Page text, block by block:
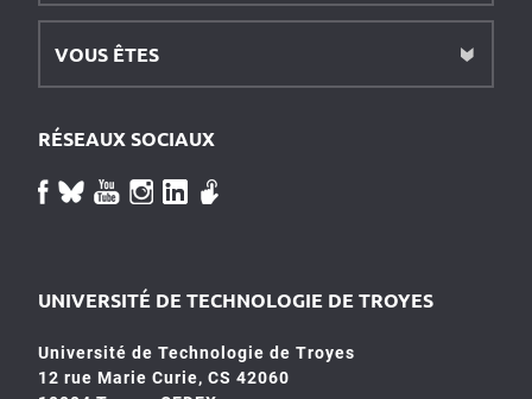
VOUS ÊTES
RÉSEAUX SOCIAUX
UNIVERSITÉ DE TECHNOLOGIE DE TROYES
Université de Technologie de Troyes
12 rue Marie Curie, CS 42060